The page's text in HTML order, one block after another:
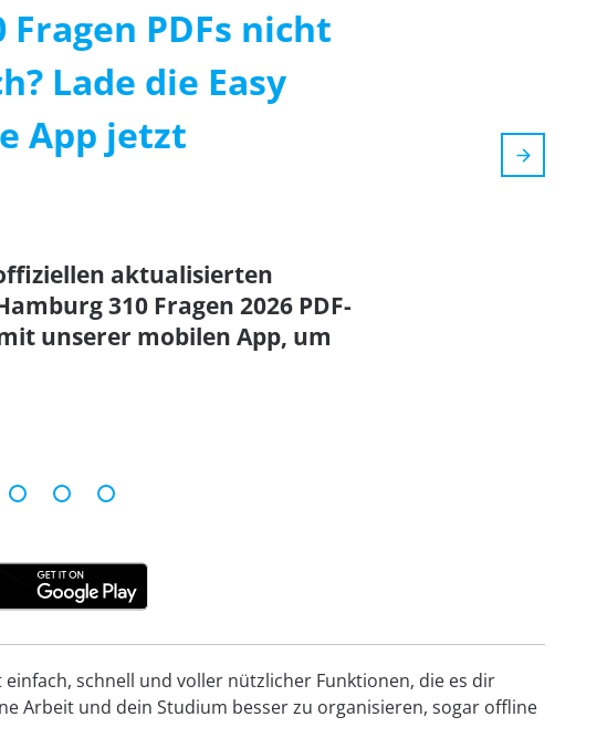
Fragen PDFs nicht
Lade die Easy
App jetzt
aktualisierten
310 Fragen 2026 PDF-
unserer mobilen App, um
schnell und voller nützlicher Funktionen, die es dir
Arbeit und dein Studium besser zu organisieren, sogar offline